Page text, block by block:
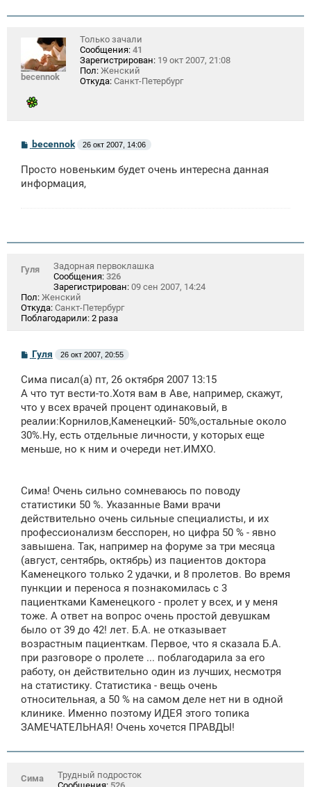
becennok
Только зачали
Сообщения: 41
Зарегистрирован: 19 окт 2007, 21:08
Пол: Женский
Откуда: Санкт-Петербург
С
б
щ
becennok 26 окт 2007, 14:06
Просто новеньким будет очень интересна данная
информация,
Гуля
Задорная первоклашка
Сообщения: 326
Зарегистрирован: 09 сен 2007, 14:24
Пол: Женский
Откуда: Санкт-Петербург
Поблагодарили: 2 раза
С
б
щ
н
и
е
Гуля 26 окт 2007, 20:55
Сима писал(а) пт, 26 октября 2007 13:15
А что тут вести-то.Хотя вам в Аве, например, скажут,
что у всех врачей процент одинаковый, в
реалии:Корнилов,Каменецкий- 50%,остальные около
30%.Ну, есть отдельные личности, у которых еще
меньше, но к ним и очереди нет.ИМХО.
Сима! Очень сильно сомневаюсь по поводу
статистики 50 %. Указанные Вами врачи
действительно очень сильные специалисты, и их
профессионализм бесспорен, но цифра 50 % - явно
завышена. Так, например на форуме за три месяца
(август, сентябрь, октябрь) из пациентов доктора
Каменецкого только 2 удачки, и 8 пролетов. Во время
пункции и переноса я познакомилась с 3
пациентками Каменецкого - пролет у всех, и у меня
тоже. А ответ на вопрос очень простой девушкам
было от 39 до 42! лет. Б.А. не отказывает
возрастным пациенткам. Первое, что я сказала Б.А.
при разговоре о пролете ... поблагодарила за его
работу, он действительно один из лучших, несмотря
на статистику. Статистика - вещь очень
относительная, а 50 % на самом деле нет ни в одной
клинике. Именно поэтому ИДЕЯ этого топика
ЗАМЕЧАТЕЛЬНАЯ! Очень хочется ПРАВДЫ!
Сима
Трудный подросток